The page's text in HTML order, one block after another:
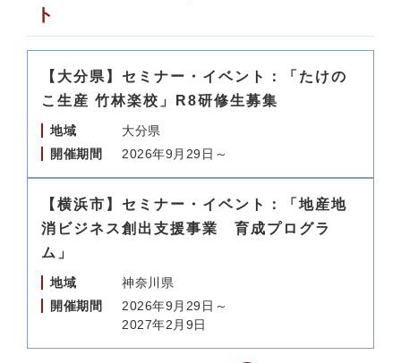
ト
【大分県】セミナー・イベント：「たけの
こ生産 竹林楽校」R8研修生募集
地域
大分県
開催期間
2026年9月29日～
【横浜市】セミナー・イベント：「地産地
消ビジネス創出支援事業 育成プログラ
ム」
地域
神奈川県
開催期間
2026年9月29日～
2027年2月9日